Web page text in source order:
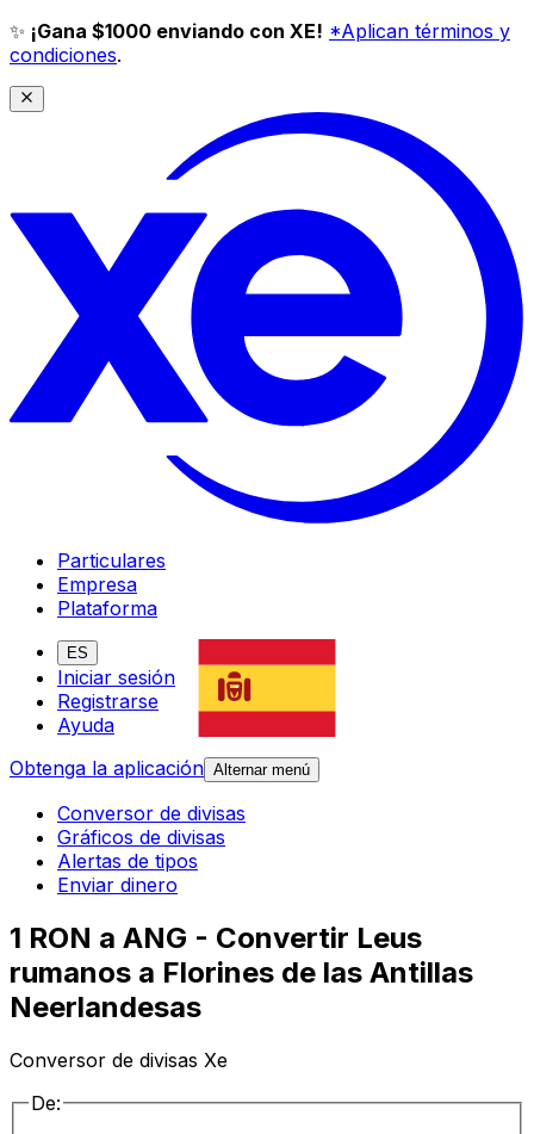
✨ ¡Gana $1000 enviando con XE! *Aplican términos y
condiciones.
Particulares
Empresa
Plataforma
ES
Iniciar sesión
Registrarse
Ayuda
Obtenga la aplicación Alternar menú
Conversor de divisas
Gráficos de divisas
Alertas de tipos
Enviar dinero
1 RON a ANG - Convertir Leus
rumanos a Florines de las Antillas
Neerlandesas
Conversor de divisas Xe
De: